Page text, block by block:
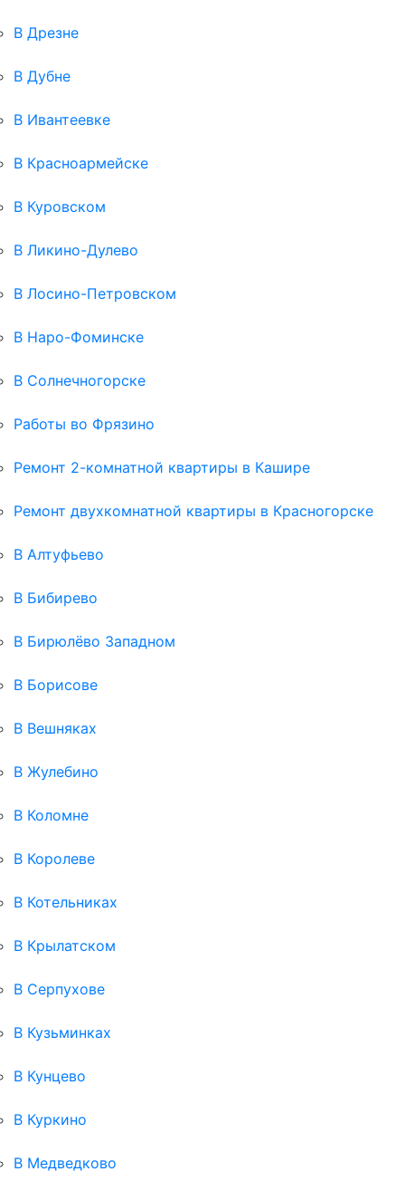
В Дрезне
В Дубне
В Ивантеевке
В Красноармейске
В Куровском
В Ликино-Дулево
В Лосино-Петровском
В Наро-Фоминске
В Солнечногорске
Работы во Фрязино
Ремонт 2-комнатной квартиры в Кашире
Ремонт двухкомнатной квартиры в Красногорске
В Алтуфьево
В Бибирево
В Бирюлёво Западном
В Борисове
В Вешняках
В Жулебино
В Коломне
В Королеве
В Котельниках
В Крылатском
В Серпухове
В Кузьминках
В Кунцево
В Куркино
В Медведково